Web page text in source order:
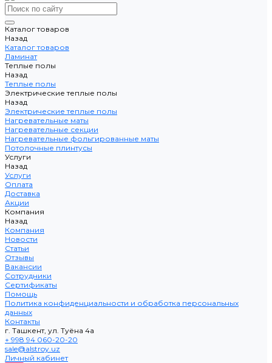
Каталог товаров
Назад
Каталог товаров
Ламинат
Теплые полы
Назад
Теплые полы
Электрические теплые полы
Назад
Электрические теплые полы
Нагревательные маты
Нагревательные секции
Нагревательные фольгированные маты
Потолочные плинтусы
Услуги
Назад
Услуги
Оплата
Доставка
Акции
Компания
Назад
Компания
Новости
Статьи
Отзывы
Вакансии
Сотрудники
Сертификаты
Помощь
Политика конфиденциальности и обработка персональных
данных
Контакты
г. Ташкент, ул. Туёна 4а
+ 998 94 060-20-20
sale@alstroy.uz
Личный кабинет